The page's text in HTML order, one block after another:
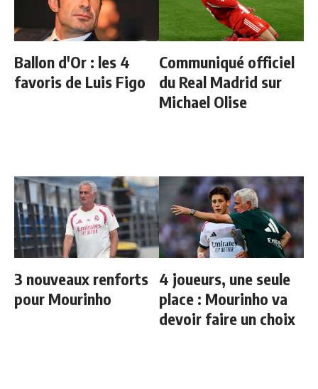
Ballon d'Or : les 4
favoris de Luis Figo
Communiqué officiel
du Real Madrid sur
Michael Olise
3 nouveaux renforts
pour Mourinho
4 joueurs, une seule
place : Mourinho va
devoir faire un choix